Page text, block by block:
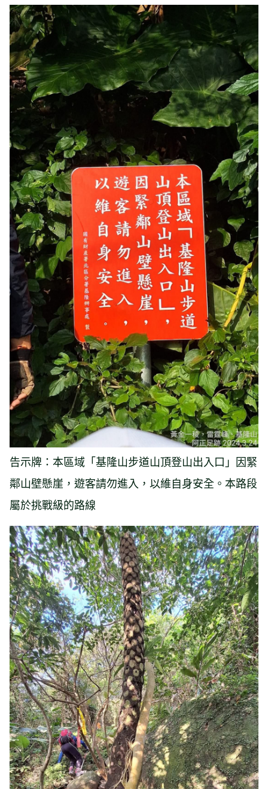
告示牌：本區域「基隆山步道山頂登山出入口」因緊
鄰山壁懸崖，遊客請勿進入，以維自身安全。本路段
屬於挑戰級的路線